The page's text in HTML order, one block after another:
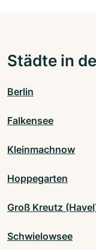
Städte in
Berlin
Falkensee
Kleinmachnow
Hoppegarten
Groß Kreutz
Schwielowsee